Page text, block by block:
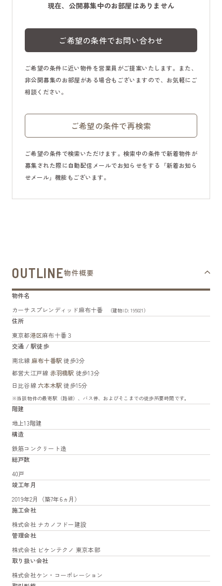
現在、公開募集中のお部屋はありません
ご希望の条件でお問い合わせ
ご希望の条件に近い物件を営業員がご提案いたします。また、
非公開募集のお部屋がある場合もございますので、お気軽にご
相談ください。
ご希望の条件で再検索
ご希望の条件で検索いただけます。検索中の条件で新着物件が
募集された際に自動配信メールでお知らせをする「新着お知ら
せメール」機能もございます。
OUTLINE物件概要
物件名
カーサスプレンディッド麻布十番
（建物ID: 195021）
住所
東京都港区麻布十番３
交通 / 駅徒歩
南北線 麻布十番駅 徒歩3分
都営大江戸線 赤羽橋駅 徒歩13分
日比谷線 六本木駅 徒歩15分
※当該物件の最寄駅（路線）、バス停、およびそこまでの徒歩所要時間です。
階建
地上13階建
構造
鉄筋コンクリート造
総戸数
40戸
竣工年月
2019年2月（築7年6ヵ月）
施工会社
株式会社 ナカノフドー建設
管理会社
株式会社 ビケンテクノ 東京本部
取り扱い会社
株式会社ケン・コーポレーション